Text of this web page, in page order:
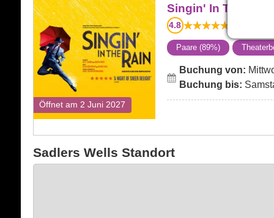
Öffnet am 2 Juni 2027
Singin' In The Rain Singin' In The Rain
4.8
Paare (89%)
Buchung von:
Buchung bis:
Sadlers Wells Standort